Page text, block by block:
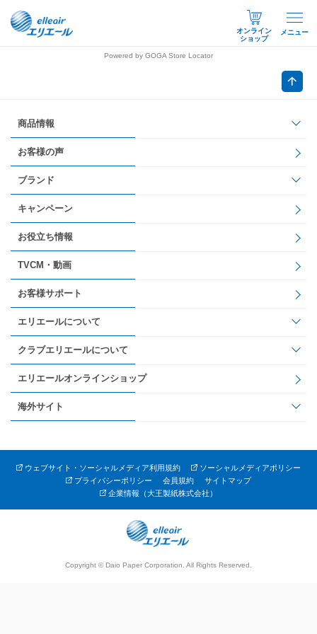
オンライン
ショップ
メニュー
Powered by GOGA Store Locator
商品情報
お客様の声
ブランド
キャンペーン
お役立ち情報
TVCM・動画
お客様サポート
エリエールについて
クラブエリエールについて
エリエールオンラインショップ
海外サイト
ウェブサイト・ソーシャルメディア利用規約
ソーシャルメディアポリシー
プライバシーポリシー
会員規約
サイトマップ
企業情報（大王製紙株式会社）
Copyright © Daio Paper Corporation. All Rights Reserved.